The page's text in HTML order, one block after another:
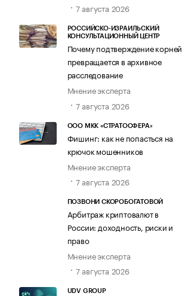
7 августа 2026
РОССИЙСКО-ИЗРАИЛЬСКИЙ
КОНСУЛЬТАЦИОННЫЙ ЦЕНТР
Почему подтверждение корней
превращается в архивное
расследование
Мнение эксперта
7 августа 2026
ООО МКК «СТРАТОСФЕРА»
Фишинг: как не попасться на
крючок мошенников
Мнение эксперта
7 августа 2026
ПОЗВОНИ СКОРОБОГАТОВОЙ
Арбитраж криптовалют в
России: доходность, риски и
право
Мнение эксперта
7 августа 2026
UDV GROUP